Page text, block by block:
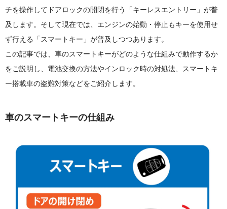
チを操作してドアロックの開閉を行う「キーレスエントリー」が普
及します。そして現在では、エンジンの始動・停止もキーを使用せ
ず行える「スマートキー」が普及しつつあります。
この記事では、車のスマートキーがどのような仕組みで動作するか
をご説明し、電池交換の方法やインロック時の対処法、スマートキ
ー搭載車の盗難対策などをご紹介します。
車のスマートキーの仕組み